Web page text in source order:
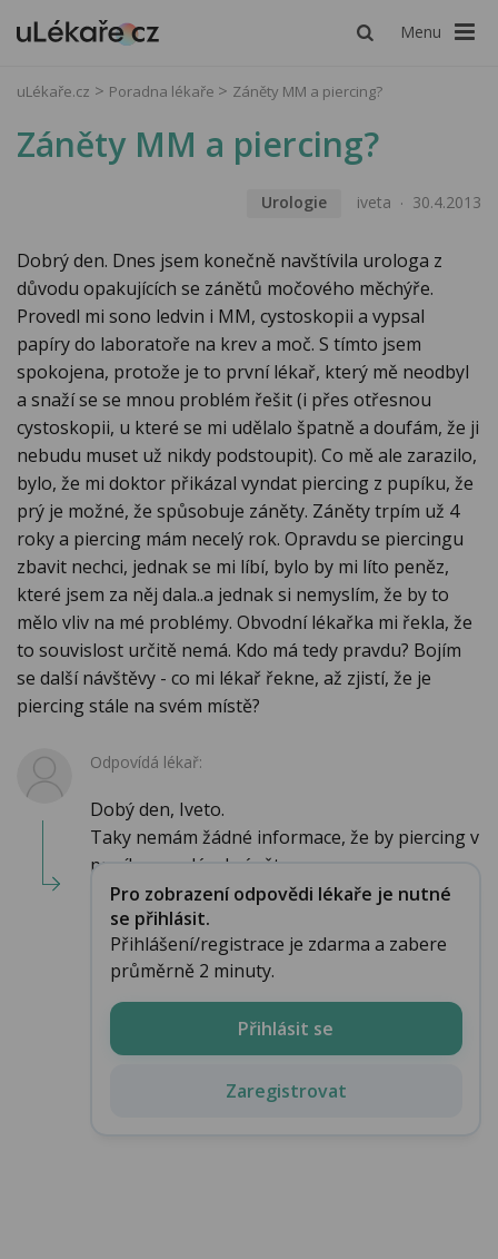
Menu
uLékaře.cz Poradna lékaře Záněty MM a piercing?
Záněty MM a piercing?
Urologie iveta 30.4.2013
Dobrý den. Dnes jsem konečně navštívila urologa z
důvodu opakujících se zánětů močového měchýře.
Provedl mi sono ledvin i MM, cystoskopii a vypsal
papíry do laboratoře na krev a moč. S tímto jsem
spokojena, protože je to první lékař, který mě neodbyl
a snaží se se mnou problém řešit (i přes otřesnou
cystoskopii, u které se mi udělalo špatně a doufám, že ji
nebudu muset už nikdy podstoupit). Co mě ale zarazilo,
bylo, že mi doktor přikázal vyndat piercing z pupíku, že
prý je možné, že spůsobuje záněty. Záněty trpím už 4
roky a piercing mám necelý rok. Opravdu se piercingu
zbavit nechci, jednak se mi líbí, bylo by mi líto peněz,
které jsem za něj dala..a jednak si nemyslím, že by to
mělo vliv na mé problémy. Obvodní lékařka mi řekla, že
to souvislost určitě nemá. Kdo má tedy pravdu? Bojím
se další návštěvy - co mi lékař řekne, až zjistí, že je
piercing stále na svém místě?
Odpovídá lékař:
Dobý den, Iveto.
Taky nemám žádné informace, že by piercing v
pupíku vyvolával záněty mo...
Pro zobrazení odpovědi lékaře je nutné
se přihlásit.
Přihlášení/registrace je zdarma a zabere
průměrně 2 minuty.
Přihlásit se
Zaregistrovat